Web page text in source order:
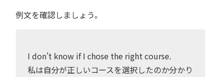
例文を確認しましょう。
I don’t know if I chose the right course.
私は自分が正しいコースを選択したのか分かり